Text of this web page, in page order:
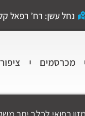
נחל עשן: רח’ רפאל
מכרסמים